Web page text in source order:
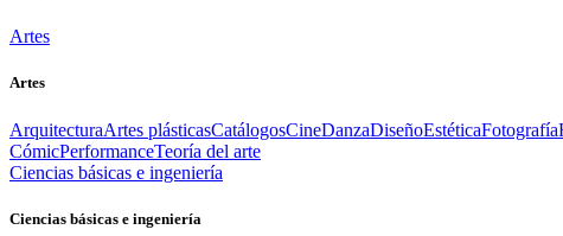
Artes
Artes
ArquitecturaArtes plásticasCatálogosCineDanzaDiseñoEstéticaFotografía
CómicPerformanceTeoría del arte
Ciencias básicas e ingeniería
Ciencias básicas e ingeniería